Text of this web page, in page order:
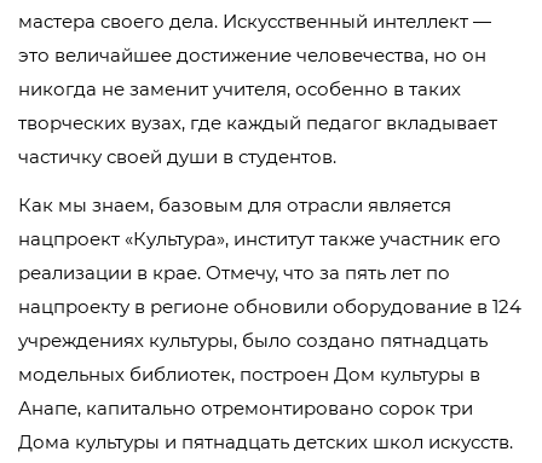
мастера своего дела. Искусственный интеллект —
это величайшее достижение человечества, но он
никогда не заменит учителя, особенно в таких
творческих вузах, где каждый педагог вкладывает
частичку своей души в студентов.
Как мы знаем, базовым для отрасли является
нацпроект «Культура», институт также участник его
реализации в крае. Отмечу, что за пять лет по
нацпроекту в регионе обновили оборудование в 124
учреждениях культуры, было создано пятнадцать
модельных библиотек, построен Дом культуры в
Анапе, капитально отремонтировано сорок три
Дома культуры и пятнадцать детских школ искусств.